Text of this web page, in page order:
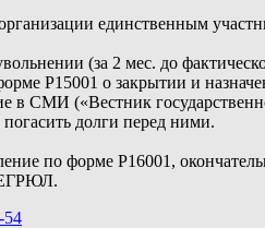
единственным
(за 2 мес. до
Р15001 о закрытии и
в СМИ («Вестник
долги перед ними.
по форме Р16001,
ЕГРЮЛ.
54